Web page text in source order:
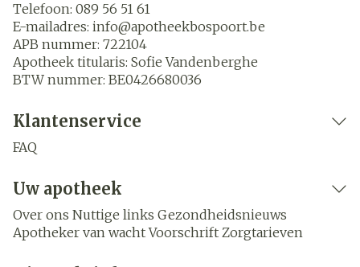
Telefoon: 089 56 51 61
E-mailadres: info@apotheekbospoort.be
APB nummer: 722104
Apotheek titularis: Sofie Vandenberghe
BTW nummer: BE0426680036
Klantenservice
FAQ
Uw apotheek
Over ons Nuttige links Gezondheidsnieuws
Apotheker van wacht Voorschrift Zorgtarieven